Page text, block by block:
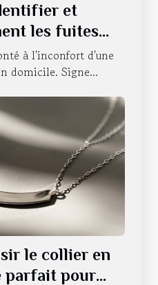
et
les fuites
à l'inconfort d'une
domicile. Signe...
le collier en
parfait pour